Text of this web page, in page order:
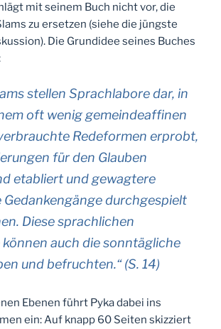
mit seinem Buch nicht vor, die
zu ersetzen (siehe die jüngste
Die Grundidee seines Buches
stellen Sprachlabore dar, in
oft wenig gemeindeaffinen
Redeformen erprobt,
für den Glauben
etabliert und gewagtere
durchgespielt
Diese sprachlichen
auch die sonntägliche
und befruchten.“ (S. 14)
Ebenen führt Pyka dabei ins
ein: Auf knapp 60 Seiten skizziert